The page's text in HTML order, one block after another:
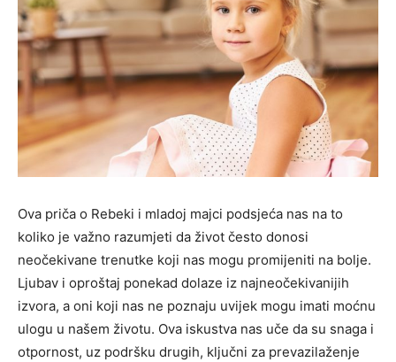
Ova priča o Rebeki i mladoj majci podsjeća nas na to
koliko je važno razumjeti da život često donosi
neočekivane trenutke koji nas mogu promijeniti na bolje.
Ljubav i oproštaj ponekad dolaze iz najneočekivanijih
izvora, a oni koji nas ne poznaju uvijek mogu imati moćnu
ulogu u našem životu. Ova iskustva nas uče da su snaga i
otpornost, uz podršku drugih, ključni za prevazilaženje